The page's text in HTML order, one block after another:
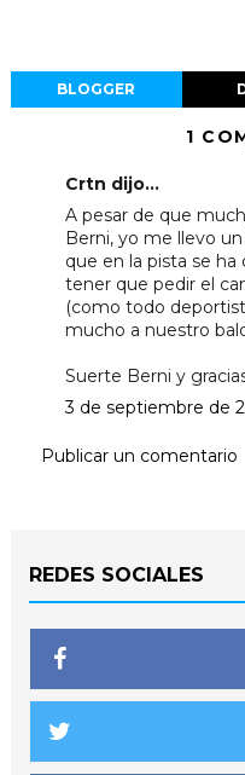
BLOGGER
1
Crtn dijo...
A pesar de que
Berni, yo me llevo
que en la pista se ha
tener que pedir el
(como todo
mucho a nuestro
Suerte Berni y
3 de septiembre de
Publicar un comentario
REDES SOCIALES